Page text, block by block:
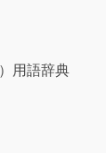
用語辞典